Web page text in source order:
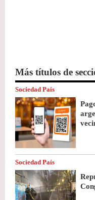
Más títulos de
Sociedad País
Sociedad País